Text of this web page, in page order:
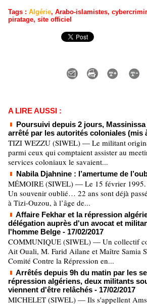
Tags : Algérie, Arabo-islamistes,
piratage, site officiel
A LIRE AUSSI :
Poursuivi depuis 2 jours,
arrêté par les autorités coloniales (mis
TIZI WEZZU (SIWEL) — Le militant
parmi ceux qui comptaient assister au
services coloniaux le savaient...
Nabila Djahnine : l’amertume de
MÉMOIRE (SIWEL) — Le 15 février 1995.
Un souvenir oublié… 22 ans sont déjà
à Tizi-Ouzou, à l’âge de...
Affaire Fekhar et la répression
délégation auprès d'un avocat et
l'homme Belge - 17/02/2017
COMMUNIQUE (SIWEL) — Un collectif
Ait Ouali, M. Farid Ailane et Maître Samia
Comité Contre la Répression en...
Arrêtés depuis 9h du matin par les
répression algériens, deux militants
viennent d'être relâchés - 17/02/2017
MICHELET (SIWEL) — Ils s'appellent